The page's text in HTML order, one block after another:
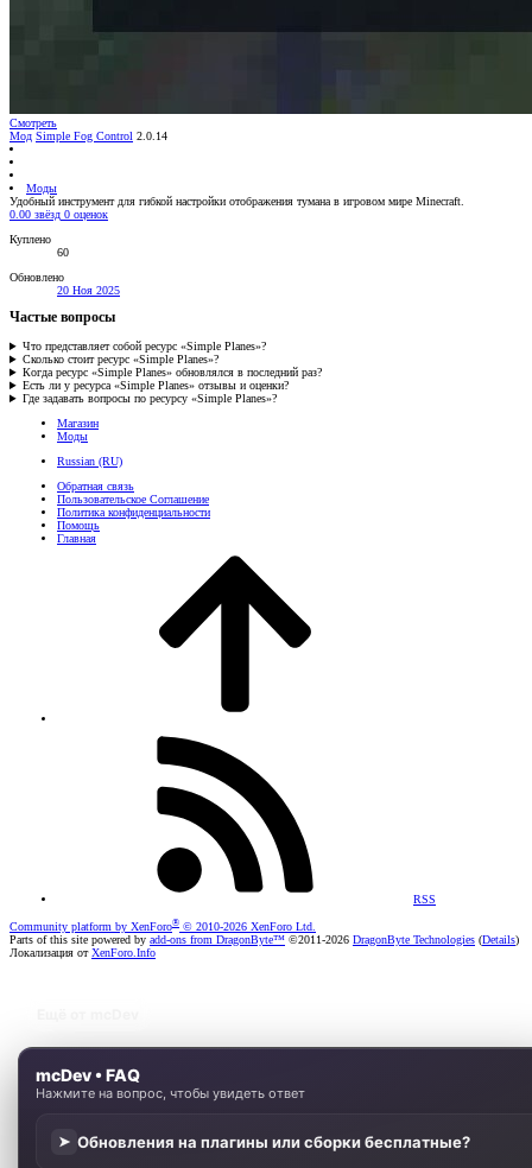
Смотреть
Мод Simple Fog Control 2.0.14
Моды
Удобный инструмент для гибкой настройки отображения тумана в игровом мире Minecraft.
0.00 звёзд 0 оценок
Куплено
60
Обновлено
20 Ноя 2025
Частые вопросы
Что представляет собой ресурс «Simple Planes»?
Сколько стоит ресурс «Simple Planes»?
Когда ресурс «Simple Planes» обновлялся в последний раз?
Есть ли у ресурса «Simple Planes» отзывы и оценки?
Где задавать вопросы по ресурсу «Simple Planes»?
Магазин
Моды
Russian (RU)
Обратная связь
Пользовательское Соглашение
Политика конфиденциальности
Помощь
Главная
RSS
Community platform by XenForo® © 2010-2026 XenForo Ltd.
Parts of this site powered by add-ons from DragonByte™ ©2011-2026 DragonByte Technologies (Details)
Локализация отXenForo.Info
mcDev • FAQ
Нажмите на вопрос, чтобы увидеть ответ
➤ Обновления на плагины или сборки бесплатные?